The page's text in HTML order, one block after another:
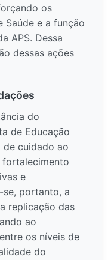
os
Saúde e a função
APS. Dessa
dessas ações
do
de Educação
de cuidado ao
fortalecimento
e
se, portanto, a
replicação das
ao
os níveis de
do